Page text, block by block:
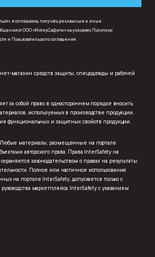
я соглашаюсь получать рекламные и иные
от ООО «ИнтерСафети» на условиях Политики
и Пользовательского соглашения.
магазин средств защиты, спецодежды и рабочей
за собой право в одностороннем порядке вносить
используемых в производстве продукции,
функциональных и защитных свойств продукции.
материалы, размещенные на портале
авторского права. Права InterSafety на
законодательством о правах на результаты
Полное или частичное использование
на портале InterSafety, допускается только с
маркетплейса InterSafety с указанием